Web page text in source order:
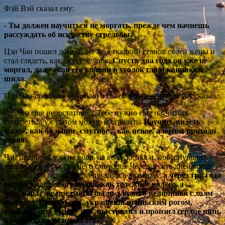
Фэй Вэй сказал ему:
- Ты должен научиться не моргать, прежде чем начнешь
рассуждать об искусстве стрельбы.
Цзи Чан пошел домой, лег под ткацкий станок своей жены и
стал глядеть, как снует челнок.Спустя два года он уже не
моргал, даже если его кололи в уголок глаза кончиком
шила.
Цзи Чан доложил Фэн Вэю о своем достижении, и тот сказал:
- Этого еще недостаточно. Тебе нужно еще научиться
смотреть, а уж потом можно и стрелять. Научись видеть
малое, как большое, смутное – как ясное, а потом приходи
снова.
Чан подвесил у окна вошь на волоске яка и, повернувшись
лицом к югу, стал на него смотреть. Через десять дней вошь
стала на его глазах увеличиваться в размерах,а через три года
он уже видел ее огромной, как тележное колесо, а
остальные же предметы были для него величиной с холм
или гору. Взял он лук, украшенный яньским рогом,
вложил в нее стрелу пэн, выстрелил и пронзил сердце вши,
а волос даже не порвался.